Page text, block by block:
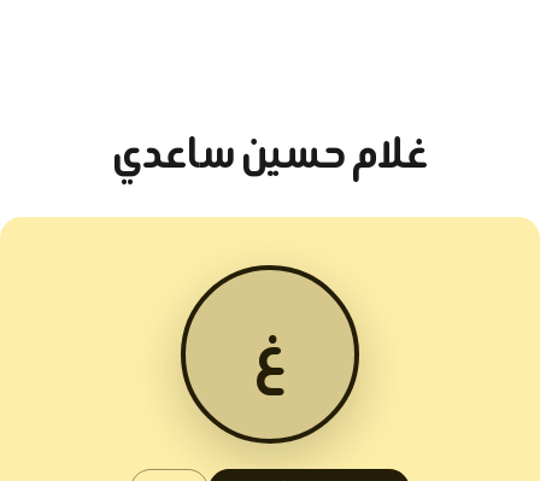
غلام حسين ساعدي
غ